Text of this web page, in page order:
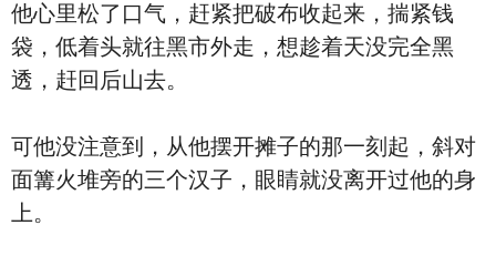
他心里松了口气，赶紧把破布收起来，揣紧钱
袋，低着头就往黑市外走，想趁着天没完全黑
透，赶回后山去。
可他没注意到，从他摆开摊子的那一刻起，斜对
面篝火堆旁的三个汉子，眼睛就没离开过他的身
上。